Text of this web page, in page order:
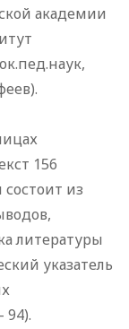
академии
156
из
литературы
указатель
94).